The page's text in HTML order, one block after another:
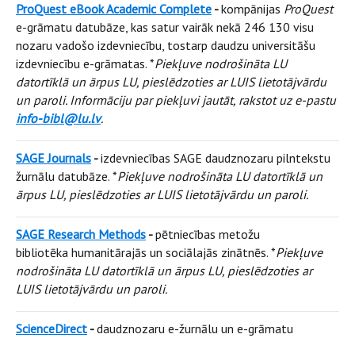
ProQuest eBook Academic Complete -kompānijas ProQuest
e-grāmatu datubāze, kas satur vairāk nekā 246 130 visu
nozaru vadošo izdevniecību, tostarp daudzu universitāšu
izdevniecību e-grāmatas. *Piekļuve nodrošināta LU
datortīklā un ārpus LU, pieslēdzoties ar LUIS lietotājvārdu
un paroli. Informāciju par piekļuvi jautāt, rakstot uz e-pastu
info-bibl@lu.lv.
SAGE Journals -izdevniecības SAGE daudznozaru pilntekstu
žurnālu datubāze. *Piekļuve nodrošināta LU datortīklā un
ārpus LU, pieslēdzoties ar LUIS lietotājvārdu un paroli.
SAGE Research Methods -pētniecības metožu
bibliotēka humanitārajās un sociālajās zinātnēs. *Piekļuve
nodrošināta LU datortīklā un ārpus LU, pieslēdzoties ar
LUIS lietotājvārdu un paroli.
ScienceDirect -daudznozaru e-žurnālu un e-grāmatu